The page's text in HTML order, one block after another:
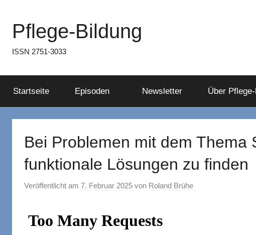
springenPflege-Bildung
ISSN 2751-3033
Startseite Episoden Newsletter Über
Bei Problemen mit dem Thema
funktionale Lösungen zu finden
Veröffentlicht am 7. Februar 2025 von Roland Brühe